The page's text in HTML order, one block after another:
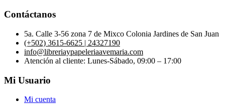
Contáctanos
5a. Calle 3-56 zona 7 de Mixco Colonia Jardines de San Juan
(+502) 3615-6625 | 24327190
info@libreriaypapeleriaavemaria.com
Atención al cliente: Lunes-Sábado, 09:00 – 17:00
Mi Usuario
Mi cuenta